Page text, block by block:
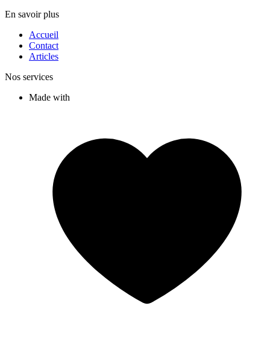
En savoir plus
Accueil
Contact
Articles
Nos services
Made with